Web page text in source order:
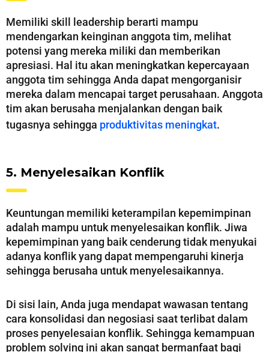
Memiliki skill leadership berarti mampu
mendengarkan keinginan anggota tim, melihat
potensi yang mereka miliki dan memberikan
apresiasi. Hal itu akan meningkatkan kepercayaan
anggota tim sehingga Anda dapat mengorganisir
mereka dalam mencapai target perusahaan. Anggota
tim akan berusaha menjalankan dengan baik
tugasnya sehingga produktivitas meningkat.
5. Menyelesaikan Konflik
Keuntungan memiliki keterampilan kepemimpinan
adalah mampu untuk menyelesaikan konflik. Jiwa
kepemimpinan yang baik cenderung tidak menyukai
adanya konflik yang dapat mempengaruhi kinerja
sehingga berusaha untuk menyelesaikannya.
Di sisi lain, Anda juga mendapat wawasan tentang
cara konsolidasi dan negosiasi saat terlibat dalam
proses penyelesaian konflik. Sehingga kemampuan
problem solving ini akan sangat bermanfaat bagi